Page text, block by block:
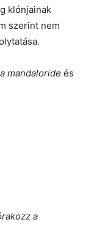
klónjainak
szerint nem
mandaloride és
a